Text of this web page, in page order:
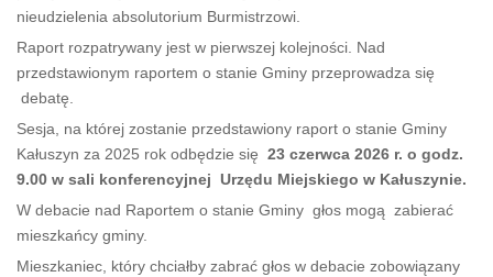
nieudzielenia absolutorium Burmistrzowi.
Raport rozpatrywany jest w pierwszej kolejności. Nad
przedstawionym raportem o stanie Gminy przeprowadza się
debatę.
Sesja, na której zostanie przedstawiony raport o stanie Gminy
Kałuszyn za 2025 rok odbędzie się 23 czerwca 2026 r. o godz.
9.00 w sali konferencyjnej Urzędu Miejskiego w Kałuszynie.
W debacie nad Raportem o stanie Gminy głos mogą zabierać
mieszkańcy gminy.
Mieszkaniec, który chciałby zabrać głos w debacie zobowiązany